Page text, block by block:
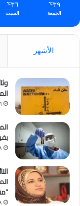
٣٩℃
الجمعة
٣٦℃
السبت
الأشهر
١٦
١٨
١٨